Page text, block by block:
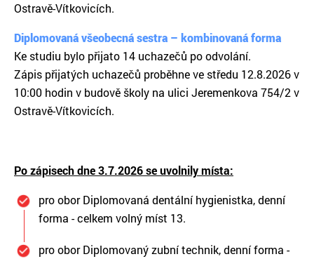
Ostravě-Vítkovicích.
Diplomovaná všeobecná sestra – kombinovaná forma
Ke studiu bylo přijato 14 uchazečů po odvolání.
Zápis přijatých uchazečů proběhne ve středu 12.8.2026 v
10:00 hodin v budově školy na ulici Jeremenkova 754/2 v
Ostravě-Vítkovicích.
Po zápisech dne 3.7.2026 se uvolnily místa:
pro obor Diplomovaná dentální hygienistka, denní
forma - celkem volný míst 13.
pro obor Diplomovaný zubní technik, denní forma -